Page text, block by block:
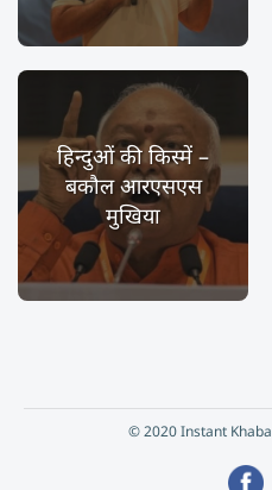
हिन्दुओं की किस्में –
बकौल आरएसएस
मुखिया
© 2020 Instant